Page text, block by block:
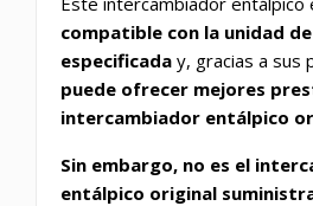
compatible con la unidad
especificada y, gracias a sus
puede ofrecer mejores
intercambiador entálpico
Sin embargo, no es el
entálpico original